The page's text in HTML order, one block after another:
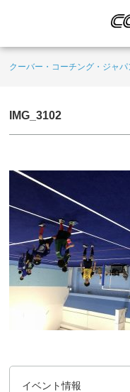
クーバー・コーチング・ジャパ
IMG_3102
イベント情報